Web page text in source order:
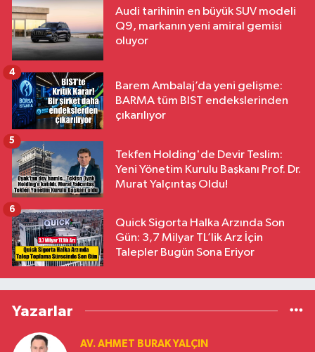
Audi tarihinin en büyük SUV modeli
Q9, markanın yeni amiral gemisi
oluyor
Barem Ambalaj’da yeni gelişme:
BARMA tüm BIST endekslerinden
çıkarılıyor
4
Tekfen Holding'de Devir Teslim:
Yeni Yönetim Kurulu Başkanı Prof. Dr.
Murat Yalçıntaş Oldu!
5
Quick Sigorta Halka Arzında Son
Gün: 3,7 Milyar TL’lik Arz İçin
Talepler Bugün Sona Eriyor
6
Yazarlar
AV. AHMET BURAK YALÇIN